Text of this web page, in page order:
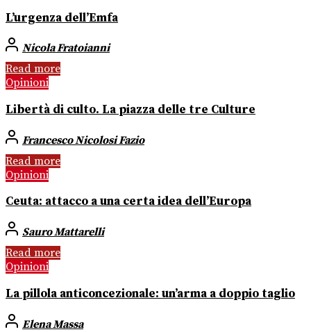
L’urgenza dell’Emfa
Nicola Fratoianni
Read more
Opinioni
Libertà di culto. La piazza delle tre Culture
Francesco Nicolosi Fazio
Read more
Opinioni
Ceuta: attacco a una certa idea dell’Europa
Sauro Mattarelli
Read more
Opinioni
La pillola anticoncezionale: un’arma a doppio taglio
Elena Massa